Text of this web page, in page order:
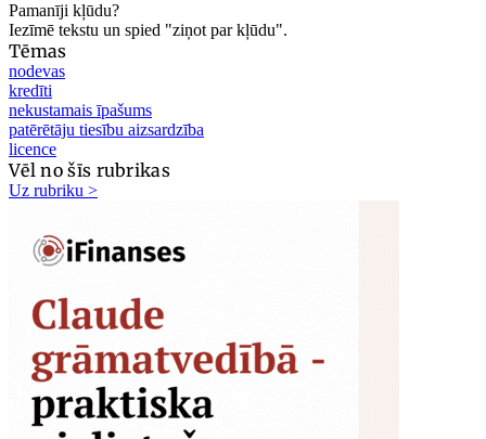
Pamanīji kļūdu?
Iezīmē tekstu un spied "ziņot par kļūdu".
Tēmas
nodevas
kredīti
nekustamais īpašums
patērētāju tiesību aizsardzība
licence
Vēl no šīs rubrikas
Uz rubriku >